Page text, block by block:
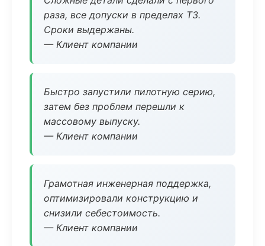
раза, все допуски в пределах ТЗ.
Сроки выдержаны.
— Клиент компании
Быстро запустили пилотную серию,
затем без проблем перешли к
массовому выпуску.
— Клиент компании
Грамотная инженерная поддержка,
оптимизировали конструкцию и
снизили себестоимость.
— Клиент компании